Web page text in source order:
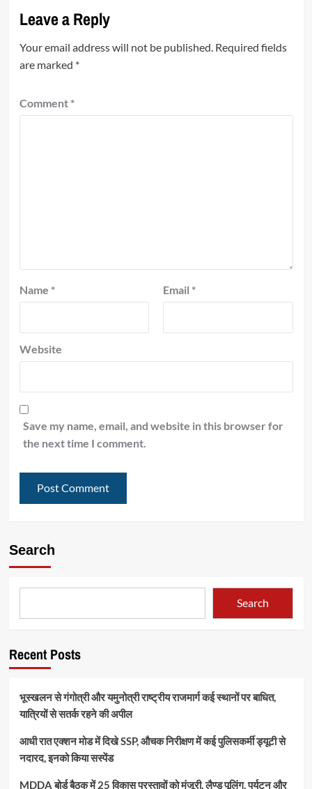
Leave a Reply
Your email address will not be published. Required fields
are marked *
Comment *
Name * Email *
Website
Save my name, email, and website in this browser for
the next time I comment.
Search
Search
Recent Posts
भूस्खलन से गंगोत्री और यमुनोत्री राष्ट्रीय राजमार्ग कई स्थानों पर बाधित,
यात्रियों से सतर्क रहने की अपील
आधी रात एक्शन मोड में दिखे SSP, औचक निरीक्षण में कई पुलिसकर्मी ड्यूटी से
नदारद, इनको किया सस्पेंड
MDDA बोर्ड बैठक में 25 विकास प्रस्तावों को मंजूरी, लैण्ड पूलिंग, पर्यटन और